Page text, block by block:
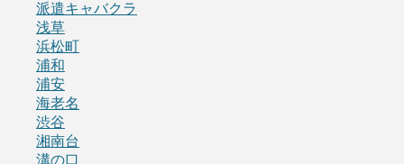
派遣キャバクラ
浅草
浜松町
浦和
浦安
海老名
渋谷
湘南台
溝の口